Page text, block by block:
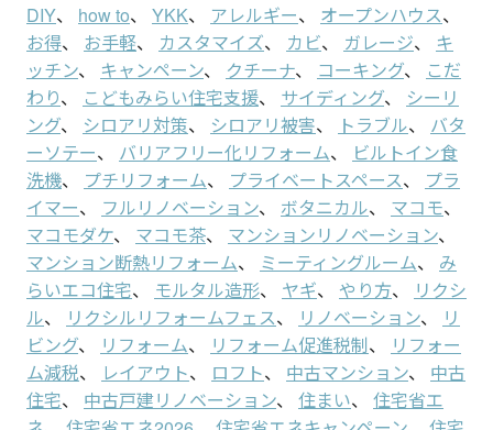
DIY、 how to、 YKK、 アレルギー、 オープンハウス、
お得、 お手軽、 カスタマイズ、 カビ、 ガレージ、
キ
ッチン、 キャンペーン、 クチーナ、 コーキング、
こだ
わり、 こどもみらい住宅支援、 サイディング、
シーリ
ング、 シロアリ対策、 シロアリ被害、 トラブル、
バタ
ーソテー、 バリアフリー化リフォーム、
ビルトイン食
洗機、 プチリフォーム、 プライベートスペース、
プラ
イマー、 フルリノベーション、 ボタニカル、 マコモ、
マコモダケ、 マコモ茶、 マンションリノベーション、
マンション断熱リフォーム、 ミーティングルーム、
み
らいエコ住宅、 モルタル造形、 ヤギ、 やり方、
リクシ
ル、 リクシルリフォームフェス、 リノベーション、
リ
ビング、 リフォーム、 リフォーム促進税制、
リフォー
ム減税、 レイアウト、 ロフト、 中古マンション、
中古
住宅、 中古戸建リノベーション、 住まい、
住宅省エ